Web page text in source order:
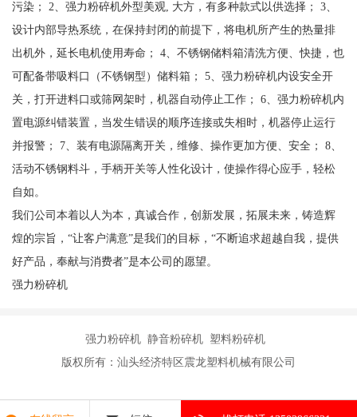
污染； 2、强力粉碎机外型美观, 大方，有多种款式以供选择； 3、
设计内部导热系统，在保持封闭的前提下，将电机所产生的热量排
出机外，延长电机使用寿命； 4、不锈钢储料箱清洗方便、快捷，也
可配备带吸料口（不锈钢型）储料箱； 5、强力粉碎机内设安全开
关，打开进料口或筛网架时，机器自动停止工作； 6、强力粉碎机内
置电源纠错装置，当发生错误的顺序连接或失相时，机器停止运行
并报警； 7、装有电源隔离开关，维修、操作更加方便、安全； 8、
活动不锈钢料斗，手柄开关等人性化设计，使操作得心应手，轻松
自如。
我们公司本着以人为本，真诚合作，创新发展，拓展未来，铸造辉
煌的宗旨，“让客户满意”是我们的目标，“不断追求超越自我，提供
好产品，奉献与消费者”是本公司的愿望。
强力粉碎机
强力粉碎机 静音粉碎机 塑料粉碎机
版权所有：汕头经济特区震龙塑料机械有限公司